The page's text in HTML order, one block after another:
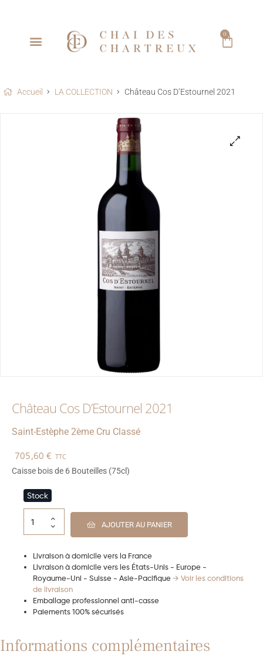
0
Accueil LA COLLECTION Château Cos D’Estournel 2021
Château Cos D’Estournel 2021
Saint-Estèphe 2ème Cru Classé
705,60€ TTC
Caisse bois de 6 Bouteilles (75cl)
Stock
AJOUTER AU PANIER
Livraison à domicile vers la France
Livraison à domicile vers les États-Unis - Europe -
Royaume-Uni - Suisse - Asie-Pacifique → Voir les conditions
de livraison
Emballage professionnel anti-casse
Paiements 100% sécurisés
Informations complémentaires